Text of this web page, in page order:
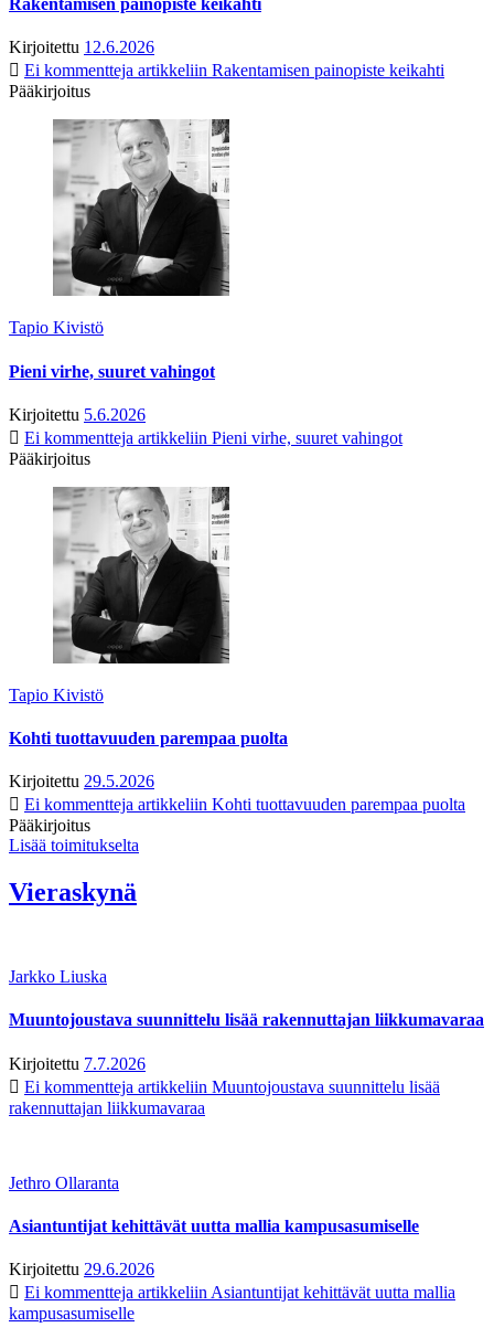
Rakentamisen painopiste keikahti
Kirjoitettu 12.6.2026
Ei kommentteja artikkeliin Rakentamisen painopiste keikahti
Pääkirjoitus
Tapio Kivistö
Pieni virhe, suuret vahingot
Kirjoitettu 5.6.2026
Ei kommentteja artikkeliin Pieni virhe, suuret vahingot
Pääkirjoitus
Tapio Kivistö
Kohti tuottavuuden parempaa puolta
Kirjoitettu 29.5.2026
Ei kommentteja artikkeliin Kohti tuottavuuden parempaa puolta
Pääkirjoitus
Lisää toimitukselta
Vieraskynä
Jarkko Liuska
Muuntojoustava suunnittelu lisää rakennuttajan liikkumavaraa
Kirjoitettu 7.7.2026
Ei kommentteja artikkeliin Muuntojoustava suunnittelu lisää
rakennuttajan liikkumavaraa
Jethro Ollaranta
Asiantuntijat kehittävät uutta mallia kampusasumiselle
Kirjoitettu 29.6.2026
Ei kommentteja artikkeliin Asiantuntijat kehittävät uutta mallia
kampusasumiselle